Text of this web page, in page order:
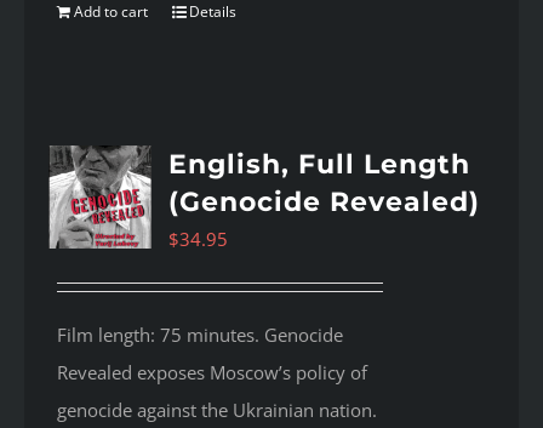
Add to cart Details
English, Full Length
(Genocide Revealed)
$34.95
Film length: 75 minutes. Genocide
Revealed exposes Moscow’s policy of
genocide against the Ukrainian nation.